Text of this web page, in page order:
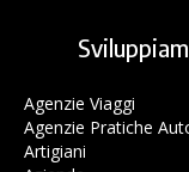
Agenzie Viaggi
Agenzie Pratiche
Artigiani